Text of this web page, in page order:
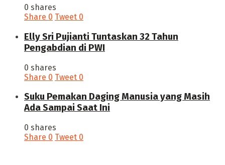
0 shares
Share 0 Tweet 0
Elly Sri Pujianti Tuntaskan 32 Tahun
Pengabdian di PWI
0 shares
Share 0 Tweet 0
‎Suku Pemakan Daging Manusia yang Masih
Ada Sampai Saat Ini
0 shares
Share 0 Tweet 0